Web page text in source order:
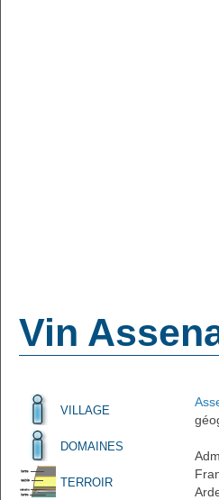
Vin
VILLAGE
DOMAINES
TERROIR